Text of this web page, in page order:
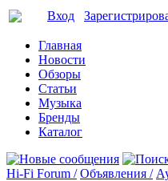
Вход
Главная
Новости
Обзоры
Статьи
Музыка
Бренды
Каталог
Hi-Fi Forum / Объявления /